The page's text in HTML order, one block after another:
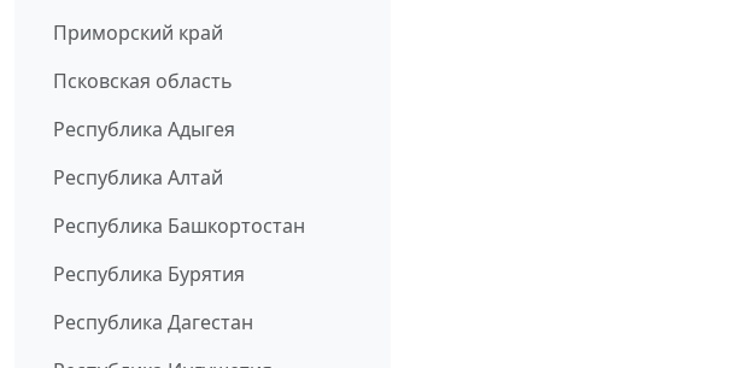
Приморский край
Псковская область
Республика Адыгея
Республика Алтай
Республика Башкортостан
Республика Бурятия
Республика Дагестан